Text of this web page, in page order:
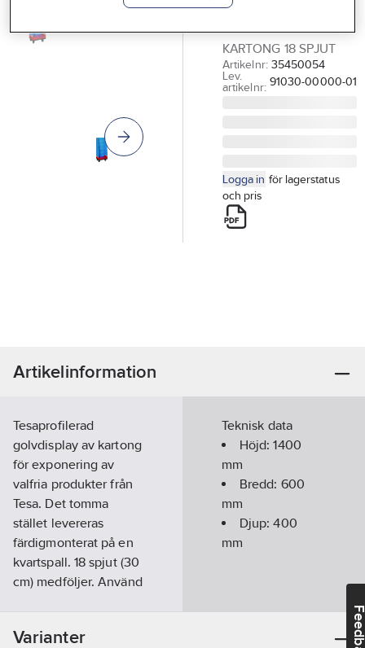
FÖR GOLV
KVARTSPALL
KARTONG 18 SPJUT
Artikelnr: 35450054
Lev.
artikelnr: 91030-00000-01
Logga in för lagerstatus
och pris
Artikelinformation
Tesaprofilerad
golvdisplay av kartong
för exponering av
valfria produkter från
Tesa. Det tomma
stället levereras
färdigmonterat på en
kvartspall. 18 spjut (30
cm) medföljer. Använd
att det passar för
Teknisk data
Höjd:1400
mm
Bredd: 600
mm
Djup:400
mm
Varianter